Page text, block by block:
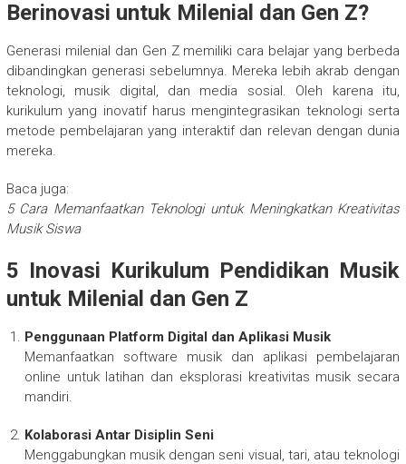
Berinovasi untuk Milenial dan Gen Z?
Generasi milenial dan Gen Z memiliki cara belajar yang berbeda
dibandingkan generasi sebelumnya. Mereka lebih akrab dengan
teknologi, musik digital, dan media sosial. Oleh karena itu,
kurikulum yang inovatif harus mengintegrasikan teknologi serta
metode pembelajaran yang interaktif dan relevan dengan dunia
mereka.
Baca juga:
5 Cara Memanfaatkan Teknologi untuk Meningkatkan Kreativitas
Musik Siswa
5 Inovasi Kurikulum Pendidikan Musik
untuk Milenial dan Gen Z
Penggunaan Platform Digital dan Aplikasi Musik
Memanfaatkan software musik dan aplikasi pembelajaran
online untuk latihan dan eksplorasi kreativitas musik secara
mandiri.
Kolaborasi Antar Disiplin Seni
Menggabungkan musik dengan seni visual, tari, atau teknologi